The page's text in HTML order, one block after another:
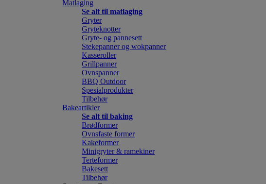
Matlaging
Se alt til matlaging
Gryter
Gryteknotter
Gryte- og pannesett
Stekepanner og wokpanner
Kasseroller
Grillpanner
Ovnspanner
BBQ Outdoor
Spesialprodukter
Tilbehør
Bakeartikler
Se alt til baking
Brødformer
Ovnsfaste former
Kakeformer
Minigryter & ramekiner
Terteformer
Bakesett
Tilbehør